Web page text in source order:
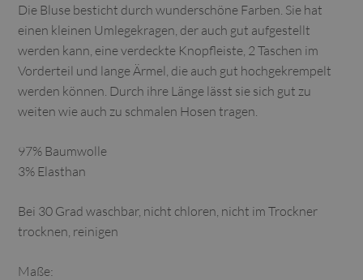
Die Bluse besticht durch wunderschöne Farben. Sie hat
einen kleinen Umlegekragen, der auch gut aufgestellt
werden kann, eine verdeckte Knopfleiste, 2 Taschen im
Vorderteil und lange Ärmel, die auch gut hochgekrempelt
werden können. Durch ihre Länge lässt sie sich gut zu
weiten wie auch zu schmalen Hosen tragen.
97% Baumwolle
3% Elasthan
Bei 30 Grad waschbar, nicht chloren, nicht im Trockner
trocknen, reinigen
Maße: